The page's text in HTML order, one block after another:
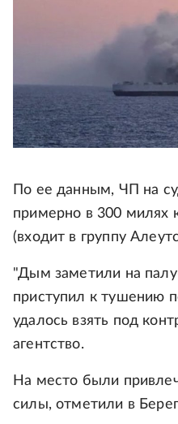
По ее данным, ЧП на
примерно в 300 милях
(входит в группу
"Дым заметили на
приступил к тушению
удалось взять под
агентство.
На место были
силы, отметили в